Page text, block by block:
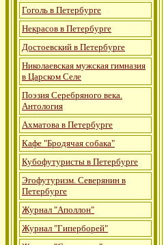
Гоголь в Петербурге
Некрасов в Петербурге
Достоевский в Петербурге
Николаевская мужская гимназия
в Царском Селе
Поэзия Серебряного века.
Антология
Ахматова в Петербурге
Кафе "Бродячая собака"
Кубофутуристы в Петербурге
Эгофутуризм. Северянин в
Петербурге
Журнал "Аполлон"
Журнал "Гиперборей"